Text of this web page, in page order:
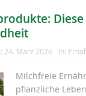
24. März 2026 In:
Milchfreie
pflanzliche